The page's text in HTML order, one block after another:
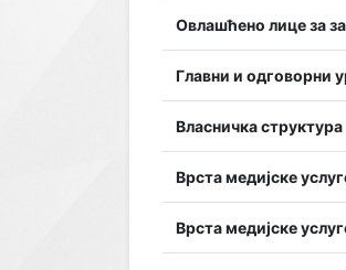
Овлашћено лице за
Главни и одговорни
Власничка
Врста медијске
Врста медијске